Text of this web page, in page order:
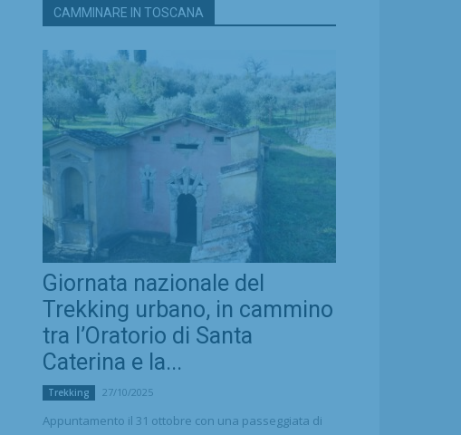
CAMMINARE IN TOSCANA
Giornata nazionale del
Trekking urbano, in cammino
tra l’Oratorio di Santa
Caterina e la...
Trekking 27/10/2025
Appuntamento il 31 ottobre con una passeggiata di